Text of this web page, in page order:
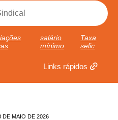
salário
mínimo
Taxa
selic
Links rápidos
DE MAIO DE 2026